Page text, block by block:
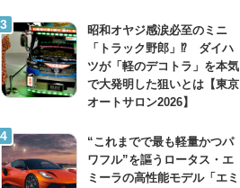
昭和オヤジ感涙必至のミニ
「トラック野郎」⁉︎ ダイハ
ツが「軽のデコトラ」を本気
で大発明した狙いとは【東京
オートサロン2026】
“これまでで最も軽量かつパ
ワフル”を謳うロータス・エ
ミーラの高性能モデル「エミ